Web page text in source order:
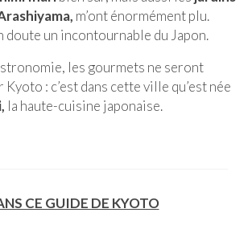
Titicaca
Picchu
m’ont énormément plu.
doute un incontournable du Japon.
les gourmets ne seront
Kyoto : c’est dans cette ville qu’est née
la haute-cuisine japonaise.
CE GUIDE DE KYOTO